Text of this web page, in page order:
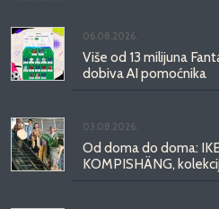
06.08.2026.
Više od 13 milijuna
dobiva AI pomoćnika
03.08.2026.
Od doma do doma:
KOMPISHÄNG,